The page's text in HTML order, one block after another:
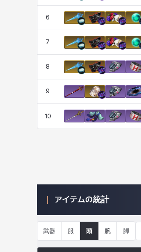
6
7
8
9
10
アイテムの統計
武器 服 頭 腕 脚